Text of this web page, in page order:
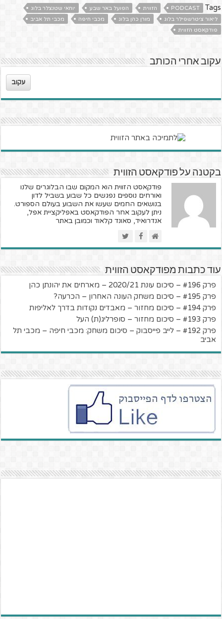
Tags
PODCAST הזווית הפועל באר שבע
יוחאי שטנצלר בלוג
ליאור ציטרשפילר בלוג
מורן כהן בלוג מכבי חיפה
מכבי תל אביב
פודקאסט הזווית
עקוב אחרי הכותב
עקוב
בקטנה על פודקאסט הזווית
פודקאסט הזווית הוא המקום שבו הבלוגרים שלנו
ואורחים נוספים נפגשים כל שבוע בשביל לדון
בנושאים החמים שעשו את השבוע בעולם הספורט.
ניתן לעקוב אחר הפודקאסט באפליקציית אפל,
אנדרואיד, סאונד קלאוד וכמובן באתר
עוד כתבות מפודקאסט הזווית
פרק #196 – סיכום עונת 2020/21 – מארחים את יהונתן כהן
פרק #195 – סיכום משחק העונה האחרון – הכרעה?
פרק #194 – סיכום מחזור – מאבדים נקודות בדרך לאליפות
פרק #193 – סיכום מחזור – סופרליג(ת) העל
פרק #192 – לייב פייסבוק – סיכום משחק: מכבי חיפה – מכבי תל
אביב